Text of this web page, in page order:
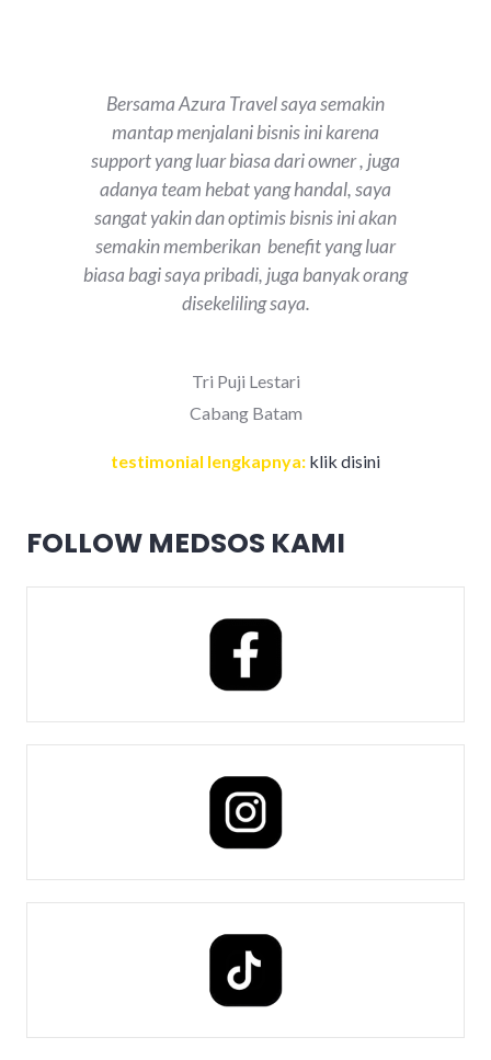
Bersama Azura Travel saya semakin
mantap menjalani bisnis ini karena
support yang luar biasa dari owner , juga
adanya team hebat yang handal, saya
sangat yakin dan optimis bisnis ini akan
semakin memberikan benefit yang luar
biasa bagi saya pribadi, juga banyak orang
disekeliling saya.
Tri Puji Lestari
Cabang Batam
testimonial lengkapnya: klik disini
FOLLOW MEDSOS KAMI